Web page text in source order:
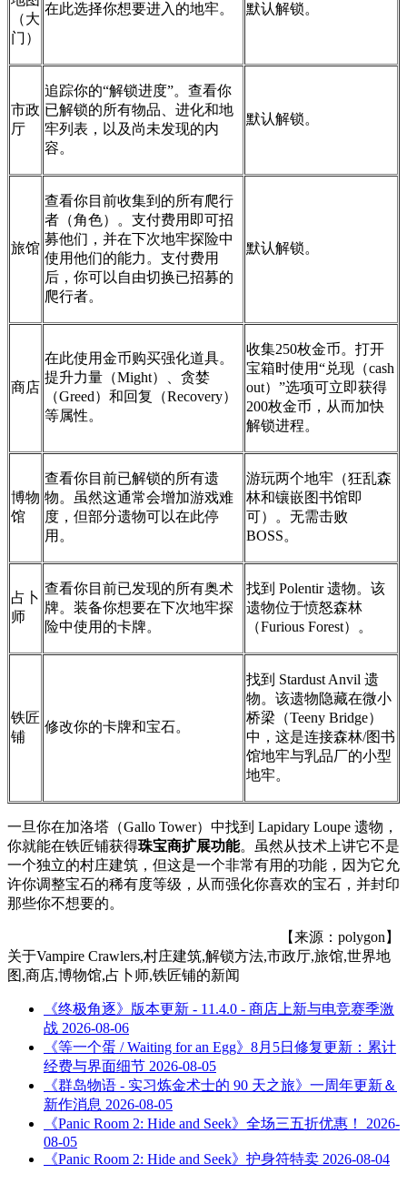
（大
门）
在此选择你想要进入的地牢。 默认解锁。
市政
厅
追踪你的“解锁进度”。查看你
已解锁的所有物品、进化和地
牢列表，以及尚未发现的内
容。
默认解锁。
旅馆
查看你目前收集到的所有爬行
者（角色）。支付费用即可招
募他们，并在下次地牢探险中
使用他们的能力。支付费用
后，你可以自由切换已招募的
爬行者。
默认解锁。
商店
在此使用金币购买强化道具。
提升力量（Might）、贪婪
（Greed）和回复（Recovery）
等属性。
收集250枚金币。打开
宝箱时使用“兑现（cash
out）”选项可立即获得
200枚金币，从而加快
解锁进程。
博物
馆
查看你目前已解锁的所有遗
物。虽然这通常会增加游戏难
度，但部分遗物可以在此停
用。
游玩两个地牢（狂乱森
林和镶嵌图书馆即
可）。无需击败
BOSS。
占卜
师
查看你目前已发现的所有奥术
牌。装备你想要在下次地牢探
险中使用的卡牌。
找到 Polentir 遗物。该
遗物位于愤怒森林
（Furious Forest）。
铁匠
铺
修改你的卡牌和宝石。
找到 Stardust Anvil 遗
物。该遗物隐藏在微小
桥梁（Teeny Bridge）
中，这是连接森林/图书
馆地牢与乳品厂的小型
地牢。
一旦你在加洛塔（Gallo Tower）中找到 Lapidary Loupe 遗物，
你就能在铁匠铺获得珠宝商扩展功能。虽然从技术上讲它不是
一个独立的村庄建筑，但这是一个非常有用的功能，因为它允
许你调整宝石的稀有度等级，从而强化你喜欢的宝石，并封印
那些你不想要的。
【来源：polygon】
关于Vampire Crawlers,村庄建筑,解锁方法,市政厅,旅馆,世界地
图,商店,博物馆,占卜师,铁匠铺的新闻
《终极角逐》版本更新 - 11.4.0 - 商店上新与电竞赛季激
战 2026-08-06
《等一个蛋 / Waiting for an Egg》8月5日修复更新：累计
经费与界面细节 2026-08-05
《群岛物语 - 实习炼金术士的 90 天之旅》一周年更新＆
新作消息 2026-08-05
《Panic Room 2: Hide and Seek》全场三五折优惠！
2026-
08-05
《Panic Room 2: Hide and Seek》护身符特卖 2026-08-04